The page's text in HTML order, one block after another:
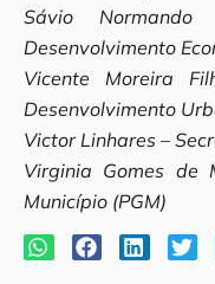
Sávio
Desenvolvimento
Vicente Moreira
Desenvolvimento
Victor Linhares –
Virginia Gomes de
Município (PGM)